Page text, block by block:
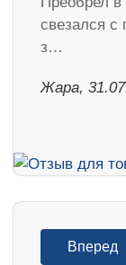
свезался с
з…
Жара,
Вперед